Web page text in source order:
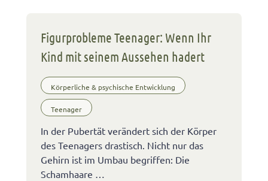
Figurprobleme Teenager: Wenn Ihr
Kind mit seinem Aussehen hadert
Körperliche & psychische Entwicklung
Teenager
In der Pubertät verändert sich der Körper
des Teenagers drastisch. Nicht nur das
Gehirn ist im Umbau begriffen: Die
Schamhaare …